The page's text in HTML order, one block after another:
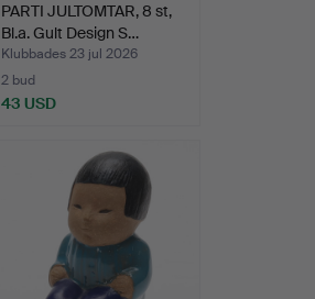
PARTI JULTOMTAR, 8 st,
Bl.a. Gult Design S…
Klubbades 23 jul 2026
2 bud
43 USD